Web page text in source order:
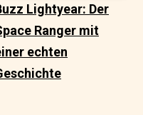
Lightyear: Der
Ranger mit
echten